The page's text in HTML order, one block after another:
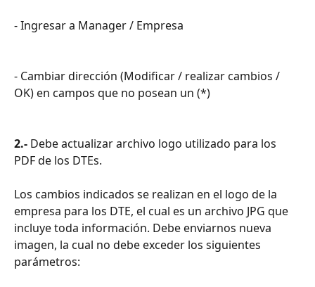
​- Ingresar a Manager / Empresa
​- Cambiar dirección (Modificar / realizar cambios /
OK) en campos que no posean un (*)
2.- Debe actualizar archivo logo utilizado para los
PDF de los DTEs.
​Los cambios indicados se realizan en el logo de la
empresa para los DTE, el cual es un archivo JPG que
incluye toda información. Debe enviarnos nueva
imagen, la cual no debe exceder los siguientes
parámetros: